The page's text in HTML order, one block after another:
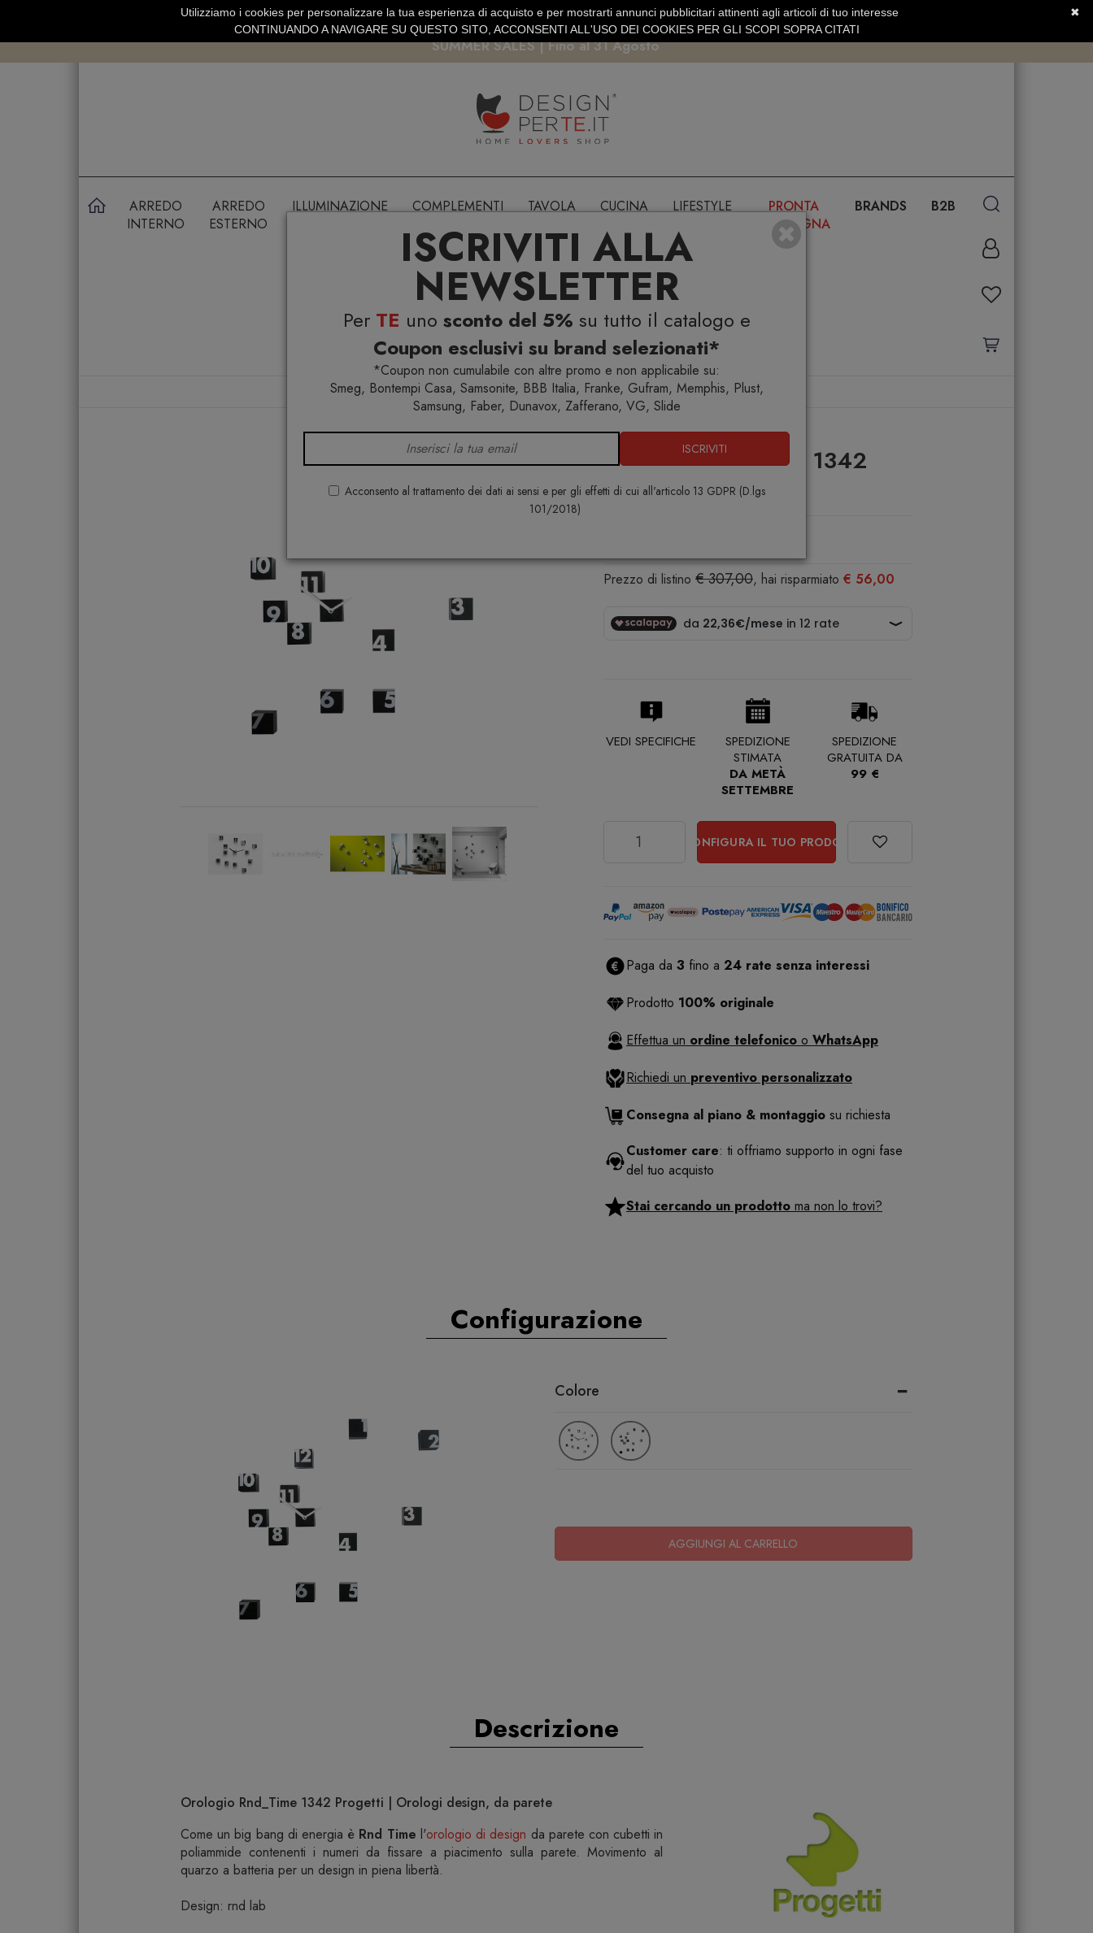
ISCRIVITI ALLA
NEWSLETTER
Per TE uno sconto del 5% su tutto il catalogo e
Coupon esclusivi su brand selezionati*
*Coupon non cumulabile con altre promo e non applicabile su:
Smeg, Bontempi Casa, Samsonite, BBB Italia, Franke, Gufram, Memphis, Plust,
Samsung, Faber, Dunavox, Zafferano, VG, Slide
ISCRIVITI
Acconsento al trattamento dei dati ai sensi e per gli effetti di cui all'articolo 13 GDPR (D.lgs
101/2018)
SPEDIZIONE GRATUITA SOPRA 99 EURO PAGAMENTO SICURO PAYPAL · CARTA DI CREDITO SERVIZIO CLIENTI +39.0773.470.562
SUMMER SALES | Fino al 31 Agosto
ARREDO
INTERNO
ARREDO
ESTERNO
ILLUMINAZIONE COMPLEMENTI TAVOLA CUCINA LIFESTYLE
PRONTA
CONSEGNA
BRANDS B2B
Home Complementi Orologi Orologio Rnd_Time 1342
Orologio Rnd_Time 1342
PROGETTI
Prezzo di listino € 307,00, hai risparmiato € 56,00
VEDI SPECIFICHE
SPEDIZIONE
STIMATA
DA METÀ
SETTEMBRE
SPEDIZIONE
GRATUITA DA
99 €
CONFIGURA IL TUO PRODOTTO
Paga da 3 fino a 24 rate senza interessi
Prodotto 100% originale
Effettua un ordine telefonico o WhatsApp
Richiedi un preventivo personalizzato
Consegna al piano & montaggio su richiesta
Customer care: ti offriamo supporto in ogni fase
del tuo acquisto
Stai cercando un prodotto ma non lo trovi?
Configurazione
Colore -
AGGIUNGI AL CARRELLO
Descrizione
Orologio Rnd_Time 1342 Progetti | Orologi design, da parete
Come un big bang di energia è Rnd Time l'orologio di design da parete con cubetti in
poliammide contenenti i numeri da fissare a piacimento sulla parete. Movimento al
quarzo a batteria per un design in piena libertà.
Design: rnd lab
✖
Utilizziamo i cookies per personalizzare la tua esperienza di acquisto e per mostrarti annunci pubblicitari attinenti agli articoli di tuo interesse
CONTINUANDO A NAVIGARE SU QUESTO SITO, ACCONSENTI ALL'USO DEI COOKIES PER GLI SCOPI SOPRA CITATI